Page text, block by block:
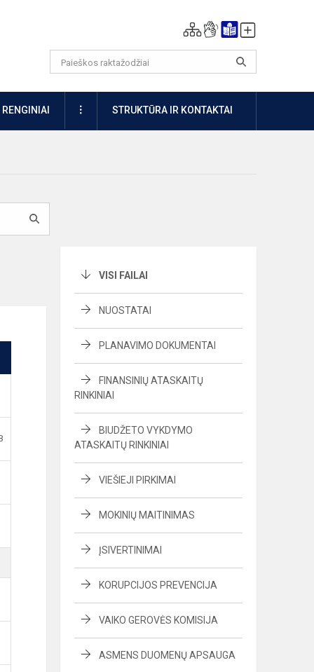
RENGINIAI DAUGIAUSTRUKTŪRA IR KONTAKTAI
VISI FAILAI
NUOSTATAI
PLANAVIMO DOKUMENTAI
FINANSINIŲ ATASKAITŲ
RINKINIAI
BIUDŽETO VYKDYMO
ATASKAITŲ RINKINIAI
VIEŠIEJI PIRKIMAI
MOKINIŲ MAITINIMAS
ĮSIVERTINIMAI
KORUPCIJOS PREVENCIJA
VAIKO GEROVĖS KOMISIJA
ASMENS DUOMENŲ APSAUGA